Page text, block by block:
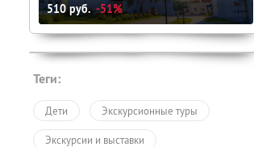
510руб. -51%
Теги:
Дети Экскурсионные туры
Экскурсии и выставки